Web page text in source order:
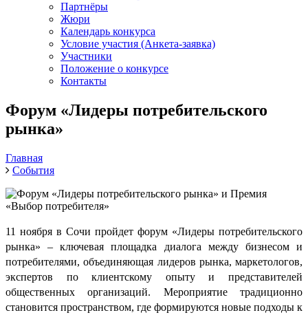
Партнёры
Жюри
Календарь конкурса
Условие участия (Анкета-заявка)
Участники
Положение о конкурсе
Контакты
Форум «Лидеры потребительского
рынка»
Главная
События
11 ноября в Сочи пройдет форум «Лидеры потребительского
рынка» –ключевая площадка диалога между бизнесом и
потребителями, объединяющая лидеров рынка, маркетологов,
экспертов по клиентскому опыту и представителей
общественных организаций.
Мероприятие традиционно
становится пространством, где формируются новые подходы к